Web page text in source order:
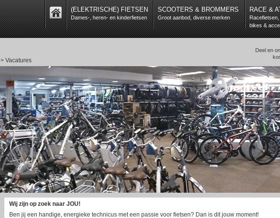
(ELEKTRISCHE) FIETSEN
Dames-, heren- en kinderfietsen
SCOOTERS & BROMMERS
Groot aanbod, diverse merken
RACE &
bikes &
> Vacatures
Deel en
Wij zijn op zoek naar JOU!
Ben jij een handige, energieke technicus met een passie voor fietsen? Dan is dit jouw moment!